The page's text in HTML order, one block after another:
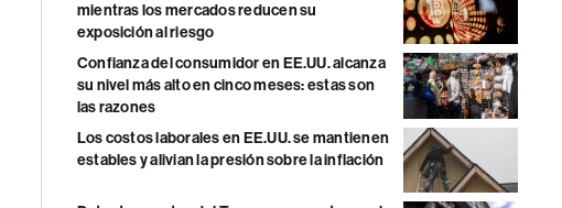
mientras los mercados reducen su
exposición al riesgo
Confianza del consumidor en EE.UU. alcanza
su nivel más alto en cinco meses: estas son
las razones
Los costos laborales en EE.UU. se mantienen
estables y alivian la presión sobre la inflación